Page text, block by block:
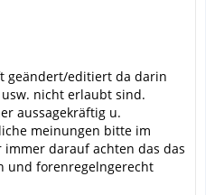
geändert/editiert da darin
nicht erlaubt sind.
aussagekräftig u.
meinungen bitte im
darauf achten das das
und forenregelngerecht